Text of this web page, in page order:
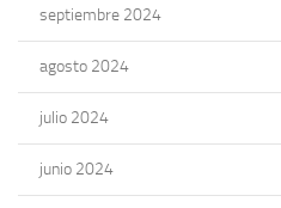
septiembre 2024
agosto 2024
julio 2024
junio 2024